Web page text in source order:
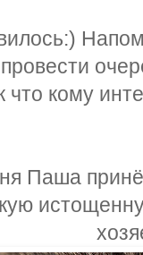
что кому
Паша